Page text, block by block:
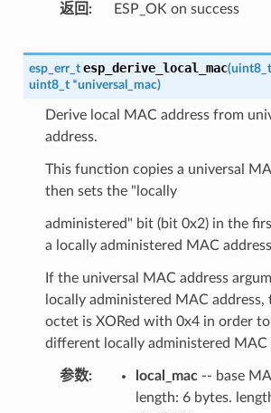
返回 ESP_OK on success
esp_err_t esp_derive_local_mac(uint8_t
uint8_t *universal_mac)
Derive local MAC address from
address.
This function copies a universal
then sets the "locally
administered" bit (bit 0x2) in the
a locally administered MAC
If the universal MAC address
locally administered MAC
octet is XORed with 0x4 in order to
different locally administered MAC
参数 local_mac-- base
length: 6 bytes.